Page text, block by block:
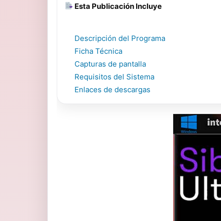
Esta Publicación Incluye
Descripción del Programa
Ficha Técnica
Capturas de pantalla
Requisitos del Sistema
Enlaces de descargas